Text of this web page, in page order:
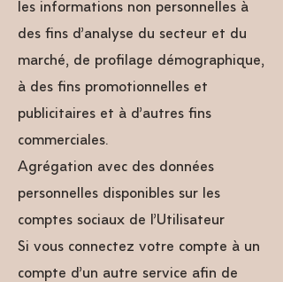
les informations non personnelles à
des fins d’analyse du secteur et du
marché, de profilage démographique,
à des fins promotionnelles et
publicitaires et à d’autres fins
commerciales.
Agrégation avec des données
personnelles disponibles sur les
comptes sociaux de l’Utilisateur
Si vous connectez votre compte à un
compte d’un autre service afin de